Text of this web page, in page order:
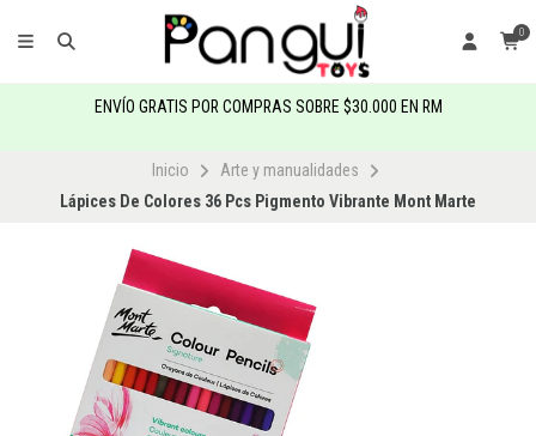
0
ENVÍO GRATIS POR COMPRAS SOBRE $30.000 EN RM
Inicio
Arte y manualidades
Lápices De Colores 36 Pcs Pigmento Vibrante Mont Marte